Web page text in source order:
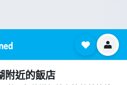
附近​的飯店